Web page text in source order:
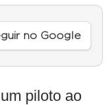
no Google
piloto ao